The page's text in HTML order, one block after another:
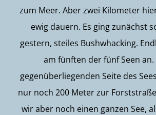
zum Meer. Aber zwei Kilometer
ewig dauern. Es ging zunächst
gestern, steiles Bushwhacking.
am fünften der fünf Seen
gegenüberliegenden Seite des
nur noch 200 Meter zur
wir aber noch einen ganzen See,